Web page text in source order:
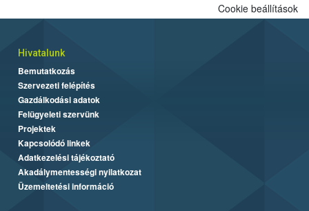
Cookie beállítások
Hivatalunk
Bemutatkozás
Szervezeti felépítés
Gazdálkodási adatok
Felügyeleti szervünk
Projektek
Kapcsolódó linkek
Adatkezelési tájékoztató
Akadálymentességi nyilatkozat
Üzemeltetési információ